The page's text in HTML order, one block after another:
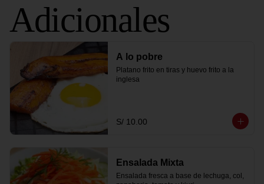
Adicionales
A lo pobre
Platano frito en tiras y huevo frito a la
inglesa
S/ 10.00
Ensalada Mixta
Ensalada fresca a base de lechuga, col,